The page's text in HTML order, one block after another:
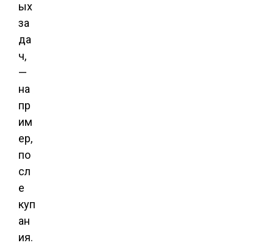
ых
за
да
ч,
—
на
пр
им
ер,
по
сл
е
куп
ан
ия.